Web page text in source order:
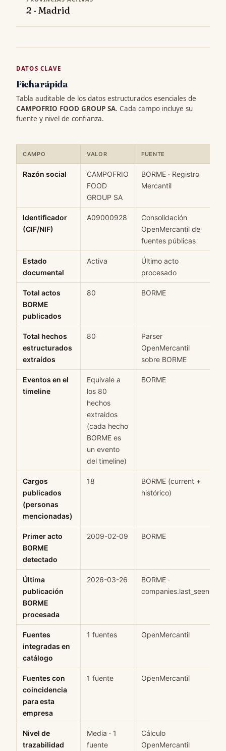
2 · Madrid
DATOS CLAVE
Ficha rápida
Tabla auditable de los datos estructurados esenciales de
CAMPOFRIO FOOD GROUP SA. Cada campo incluye su
fuente y nivel de confianza.
CAMPO VALOR FUENTE
Razón social
CAMPOFRIO
FOOD
GROUP SA
BORME · Registro
Mercantil
Identificador
(CIF/NIF)
A09000928
Consolidación
OpenMercantil de
fuentes públicas
Estado
documental
Activa
Último acto
procesado
Total actos
BORME
publicados
80 BORME
Total hechos
estructurados
extraídos
80
Parser
OpenMercantil
sobre BORME
Eventos en el
timeline
Equivale a
los 80
hechos
extraidos
(cada hecho
BORME es
un evento
del timeline)
BORME
Cargos
publicados
(personas
mencionadas)
18
BORME (current +
histórico)
Primer acto
BORME
detectado
2009-02-09 BORME
Última
publicación
BORME
procesada
2026-03-26
BORME ·
companies.last_seen
Fuentes
integradas en
catálogo
1 fuentes OpenMercantil
Fuentes con
coincidencia
para esta
empresa
1 fuente OpenMercantil
Nivel de
trazabilidad
Media · 1
fuente
Cálculo
OpenMercantil